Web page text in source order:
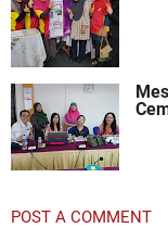
POST A COMMENT